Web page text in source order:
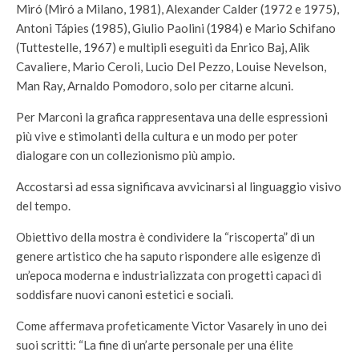
Miró (Miró a Milano, 1981), Alexander Calder (1972 e 1975),
Antoni Tápies (1985), Giulio Paolini (1984) e Mario Schifano
(Tuttestelle, 1967) e multipli eseguiti da Enrico Baj, Alik
Cavaliere, Mario Ceroli, Lucio Del Pezzo, Louise Nevelson,
Man Ray, Arnaldo Pomodoro, solo per citarne alcuni.
Per Marconi la grafica rappresentava una delle espressioni
più vive e stimolanti della cultura e un modo per poter
dialogare con un collezionismo più ampio.
Accostarsi ad essa significava avvicinarsi al linguaggio visivo
del tempo.
Obiettivo della mostra è condividere la “riscoperta” di un
genere artistico che ha saputo rispondere alle esigenze di
un’epoca moderna e industrializzata con progetti capaci di
soddisfare nuovi canoni estetici e sociali.
Come affermava profeticamente Victor Vasarely in uno dei
suoi scritti: “La fine di un’arte personale per una élite